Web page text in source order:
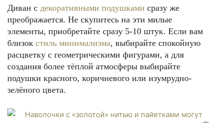
Диван с декоративными подушками сразу же
преображается. Не скупитесь на эти милые
элементы, приобретайте сразу 5-10 штук. Если вам
близок стиль минимализма, выбирайте спокойную
расцветку с геометрическими фигурами, а для
создания более тёплой атмосферы выбирайте
подушки красного, коричневого или изумрудно-
зелёного цвета.